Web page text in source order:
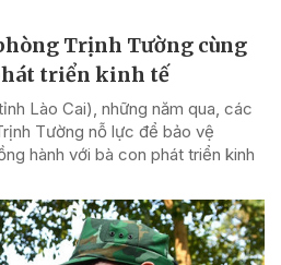
Trịnh Tường cùng
triển kinh tế
Lào Cai), những năm qua, các
Tường nỗ lực để bảo vệ
hành với bà con phát triển kinh